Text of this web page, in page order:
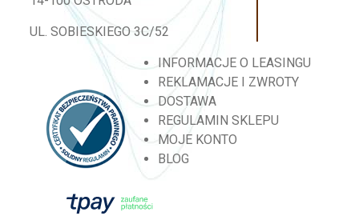
UL. SOBIESKIEGO 3C/52
INFORMACJE O LEASINGU
REKLAMACJE I ZWROTY
DOSTAWA
REGULAMIN SKLEPU
MOJE KONTO
BLOG